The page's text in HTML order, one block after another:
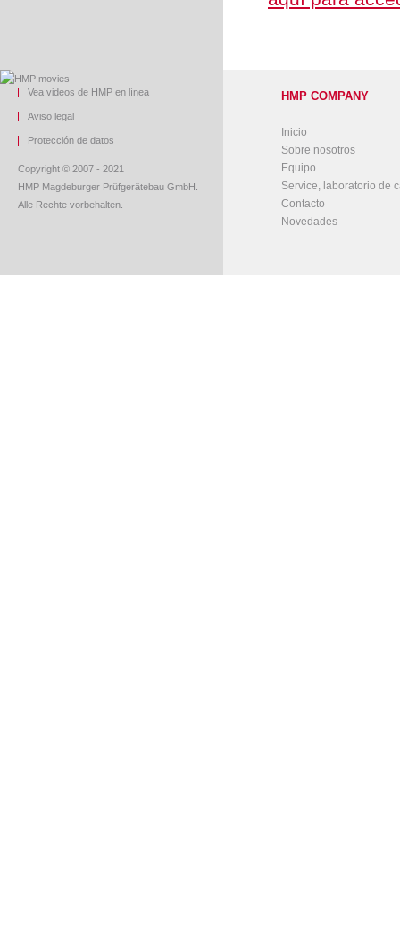
Vea videos de HMP en línea
Aviso legal
Protección de datos
Copyright © 2007 - 2021
HMP Magdeburger Prüfgerätebau GmbH.
Alle Rechte vorbehalten.
HMP COMPANY
Inicio
Sobre nosotros
Equipo
Service, laboratorio de
Contacto
Novedades